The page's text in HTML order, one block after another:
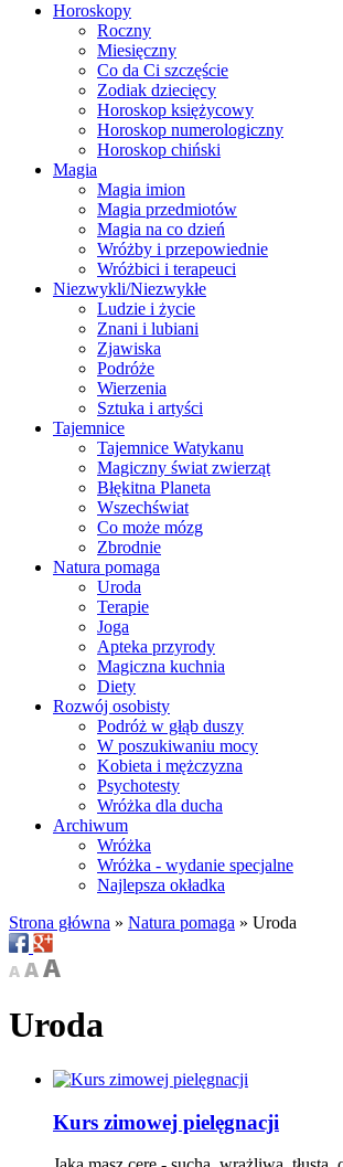
Horoskopy
Roczny
Miesięczny
Co da Ci szczęście
Zodiak dziecięcy
Horoskop księżycowy
Horoskop numerologiczny
Horoskop chiński
Magia
Magia imion
Magia przedmiotów
Magia na co dzień
Wróżby i przepowiednie
Wróżbici i terapeuci
Niezwykli/Niezwykłe
Ludzie i życie
Znani i lubiani
Zjawiska
Podróże
Wierzenia
Sztuka i artyści
Tajemnice
Tajemnice Watykanu
Magiczny świat zwierząt
Błękitna Planeta
Wszechświat
Co może mózg
Zbrodnie
Natura pomaga
Uroda
Terapie
Joga
Apteka przyrody
Magiczna kuchnia
Diety
Rozwój osobisty
Podróż w głąb duszy
W poszukiwaniu mocy
Kobieta i mężczyzna
Psychotesty
Wróżka dla ducha
Archiwum
Wróżka
Wróżka - wydanie specjalne
Najlepsza okładka
Strona główna » Natura pomaga » Uroda
Uroda
Kurs zimowej pielęgnacji